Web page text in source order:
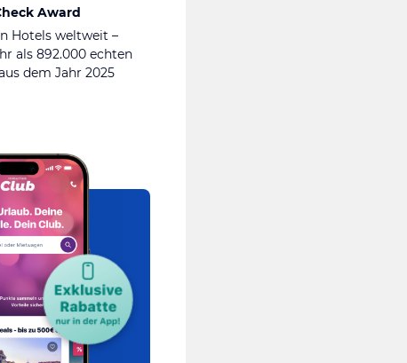
Award
Hotels weltweit –
als 892.000 echten
dem Jahr 2025